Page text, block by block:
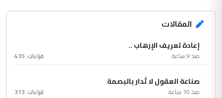
المقالات
إعادة تعريف الإرهاب ..
منذ 9 ساعة قراءات :435
صناعة العقول لا تُدار بالبصمة
منذ 10 ساعة قراءات :313